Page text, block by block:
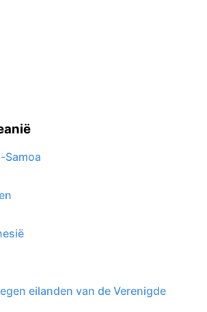
eilanden van de Verenigde